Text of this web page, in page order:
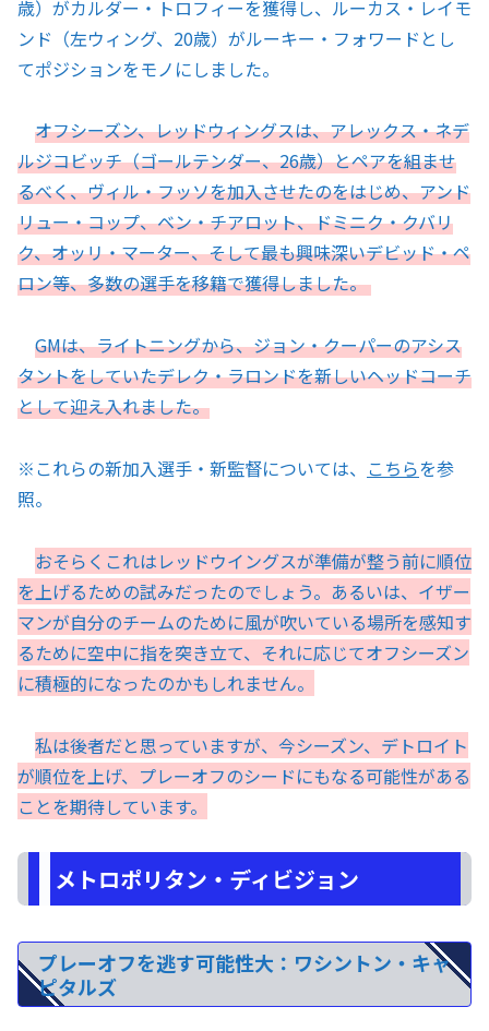
歳）がカルダー・トロフィーを獲得し、ルーカス・レイモ
ンド（左ウィング、20歳）がルーキー・フォワードとし
てポジションをモノにしました。
オフシーズン、レッドウィングスは、アレックス・ネデ
ルジコビッチ（ゴールテンダー、26歳）とペアを組ませ
るべく、ヴィル・フッソを加入させたのをはじめ、アンド
リュー・コップ、ベン・チアロット、ドミニク・クバリ
ク、オッリ・マーター、そして最も興味深いデビッド・ペ
ロン等、多数の選手を移籍で獲得しました。
GMは、ライトニングから、ジョン・クーパーのアシス
タントをしていたデレク・ラロンドを新しいヘッドコーチ
として迎え入れました。
※これらの新加入選手・新監督については、 こちらを参
照。
おそらくこれはレッドウイングスが準備が整う前に順位
を上げるための試みだったのでしょう。あるいは、イザー
マンが自分のチームのために風が吹いている場所を感知す
るために空中に指を突き立て、それに応じてオフシーズン
に積極的になったのかもしれません。
私は後者だと思っていますが、今シーズン、デトロイト
が順位を上げ、プレーオフのシードにもなる可能性がある
ことを期待しています。
メトロポリタン・ディビジョン
プレーオフを逃す可能性大：ワシントン・キャ
ピタルズ